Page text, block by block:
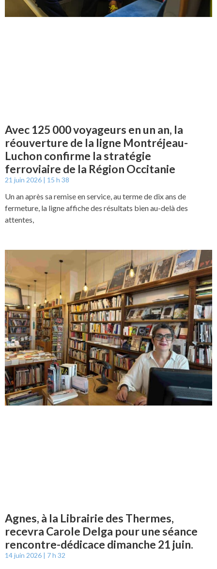
Avec 125 000 voyageurs en un an, la
réouverture de la ligne Montréjeau-
Luchon confirme la stratégie
ferroviaire de la Région Occitanie
21 juin 2026 15 h 38
Un an après sa remise en service, au terme de dix ans de
fermeture, la ligne affiche des résultats bien au-delà des
attentes,
Agnes, à la Librairie des Thermes,
recevra Carole Delga pour une séance
rencontre-dédicace dimanche 21 juin.
14 juin 2026 7 h 32